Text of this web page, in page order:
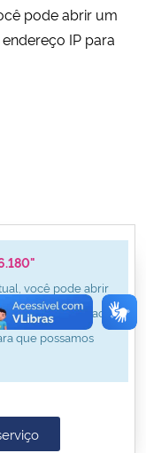
pode abrir um
IP para
você pode abrir
no botão ao
que possamos